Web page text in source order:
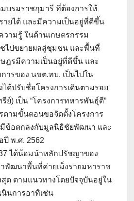
บรมราชกุมารี ที่ต้องการให้
ยได้ และมีความเป็นอยู่ที่ดีขึ้น
วามรู้ ในด้านเกษตรกรรม
ไปขยายผลสู่ชุมชน และพื้นที่
ษฎรมีความเป็นอยู่ที่ดีขึ้น และ
ารของ นขต.ทบ. เป็นไปใน
ได้ปรับชื่อโครงการเดินตามรอย
ย์) เป็น “โครงการทหารพันธุ์ดี”
ตามขั้นตอนขอจัดตั้งโครงการ
ข้อตกลงกับมูลนิธิชัยพัฒนา และ
ปี พ.ศ. 2562
ได้น้อมนำหลักปรัชญาของ
าพัฒนาพื้นที่ค่ายเม็งรายมหาราช
สุด ตามแนวทางโดยปัจจุบันอยู่ใน
นินการอาทิเช่น